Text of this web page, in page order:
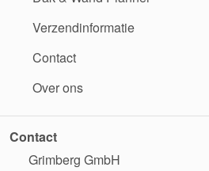
Verzendinformatie
Contact
Over ons
Contact
Grimberg GmbH